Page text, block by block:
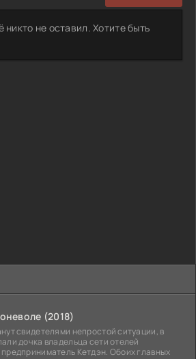
(2018)
свидетелями непростой ситуации, в
дочка владельца сети отелей
Кетдэн. Обоих главных
не оставил. Хотите быть